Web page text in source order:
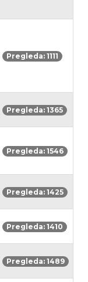
Pregleda: 1111
Pregleda: 1365
Pregleda: 1546
Pregleda: 1425
Pregleda: 1410
Pregleda: 1489